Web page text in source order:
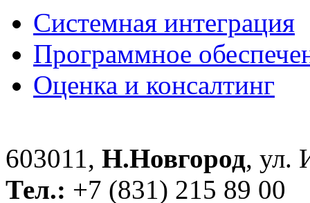
Системная интеграция
Программное
Оценка и консалтинг
603011, Н.Новгород, ул.
Тел.: +7 (831) 215 89 00